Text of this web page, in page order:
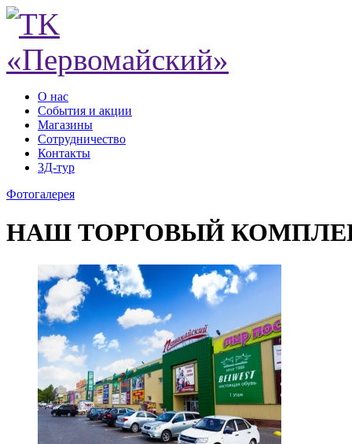
О нас
События и акции
Магазины
Сотрудничество
Контакты
3Д-тур
Фотогалерея
НАШ ТОРГОВЫЙ